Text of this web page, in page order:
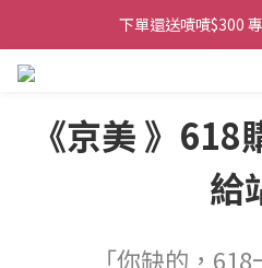
👉首次加入官方line
下單還送嘖嘖$300
《京美 》618
給
「你缺的，618